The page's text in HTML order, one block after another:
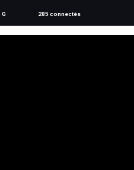
G 285 connectés